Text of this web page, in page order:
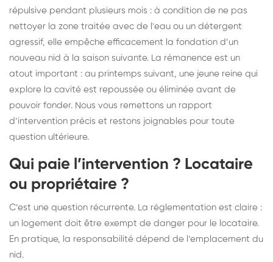
répulsive pendant plusieurs mois : à condition de ne pas
nettoyer la zone traitée avec de l'eau ou un détergent
agressif, elle empêche efficacement la fondation d’un
nouveau nid à la saison suivante. La rémanence est un
atout important : au printemps suivant, une jeune reine qui
explore la cavité est repoussée ou éliminée avant de
pouvoir fonder. Nous vous remettons un rapport
d’intervention précis et restons joignables pour toute
question ultérieure.
Qui paie l’intervention ? Locataire
ou propriétaire ?
C’est une question récurrente. La réglementation est claire :
un logement doit être exempt de danger pour le locataire.
En pratique, la responsabilité dépend de l’emplacement du
nid.